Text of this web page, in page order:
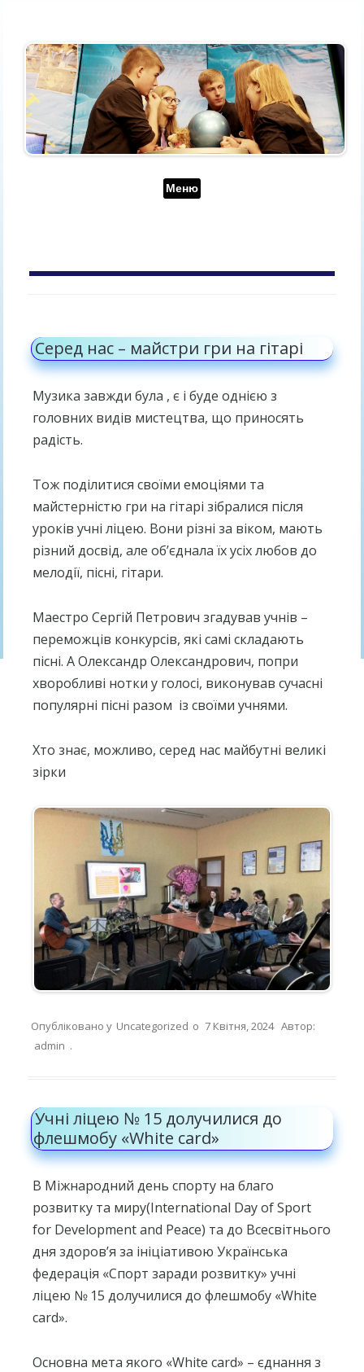
Меню
Серед нас – майстри гри на гітарі
Музика завжди була , є і буде однією з
головних видів мистецтва, що приносять
радість.
Тож поділитися своїми емоціями та
майстерністю гри на гітарі зібралися після
уроків учні ліцею. Вони різні за віком, мають
різний досвід, але обʼєднала їх усіх любов до
мелодії, пісні, гітари.
Маестро Сергій Петрович згадував учнів –
переможців конкурсів, які самі складають
пісні. А Олександр Олександрович, попри
хворобливі нотки у голосі, виконував сучасні
популярні пісні разом із своїми учнями.
Хто знає, можливо, серед нас майбутні великі
зірки
Опубліковано у Uncategorized о 7 Квітня, 2024 Автор:
admin .
Учні ліцею № 15 долучилися до
флешмобу «White card»
В Міжнародний день спорту на благо
розвитку та миру(International Day of Sport
for Development and Peace) та до Всесвітнього
дня здоров’я за ініціативою Українська
федерація «Спорт заради розвитку» учні
ліцею № 15 долучилися до флешмобу «White
card».
Основна мета якого «White card» – єднання з